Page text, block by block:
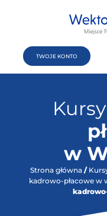
TWOJE KONTO
Kursy
w
Strona główna /
kadrowo-płacowe w